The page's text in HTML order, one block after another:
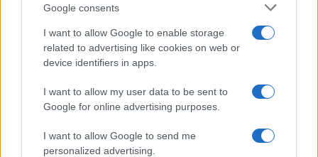
Google consents
I want to allow Google to enable storage
related to advertising like cookies on web or
device identifiers in apps.
I want to allow my user data to be sent to
Google for online advertising purposes.
I want to allow Google to send me
personalized advertising.
Gianni Infantino e il ritiro del piano FFE: cosa è successo e
cosa cambia
Andrea Conforti · 6 Ago 2026
PIÙ LETTI
Calcio amatoriale in Svizzera: come ridurre gli infortuni e i